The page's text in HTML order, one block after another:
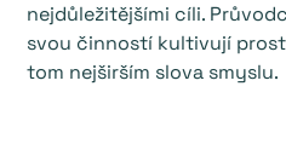
nejdůležitějšími cíli.
svou činností kultivují
tom nejširším slova smyslu.